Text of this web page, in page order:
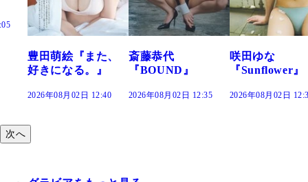
斎藤恭代
『BOUND』
2026年08月02日 12:35
咲田ゆな
『Sunflower』
2026年08月02日 12:30
藤水咲桜『花
だまり』
2026年08月02日
次へ